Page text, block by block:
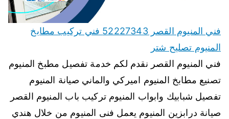
فني المنيوم القصر 52227343 فني تركيب مطابخ
المنيوم تصليح شتر
فني المنيوم القصر نقدم لكم خدمة تفصيل مطبخ المنيوم
تصنيع مطابخ المنيوم اميركي والماني صيانة المنيوم
تفصيل شبابيك وابواب المنيوم تركيب باب المنيوم القصر
صيانة درابزين المنيوم يعمل فنى المنيوم من خلال هندي